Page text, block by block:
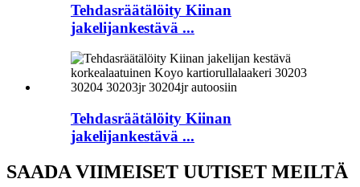
Tehdasräätälöity Kiinan
jakelijankestävä ...
Tehdasräätälöity Kiinan
jakelijankestävä ...
SAADA VIIMEISET UUTISET MEILTÄ